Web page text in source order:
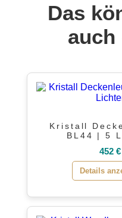
Das
auch
Kristall
BL44 | 5
452 €
Details